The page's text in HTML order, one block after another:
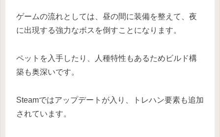
ゲームの流れとしては、昼の間に装備を整えて、夜
に出現する強力なボスを倒すことになります。
ペットを入手したり、人種特性もあるためビルド構
築も奥深いです。
Steamではアップデートが入り、トレハン要素も追加
されています。